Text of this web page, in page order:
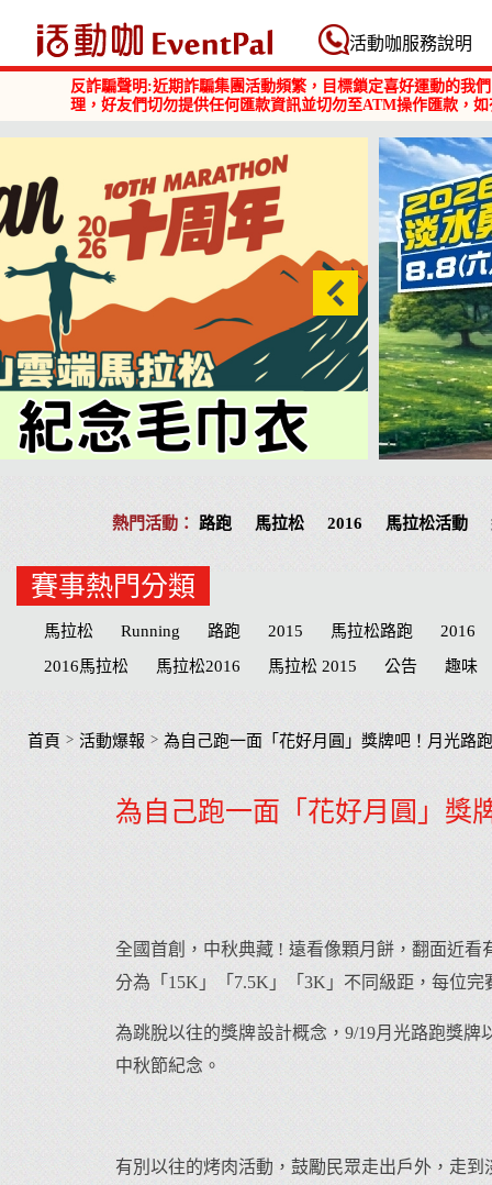
活動咖 Eventpal
活動咖服務說明
反詐騙聲明:近期詐騙集團活動頻繁，目標鎖定喜好運動的我
理，好友們切勿提供任何匯款資訊並切勿至ATM操作匯款，
路跑 馬拉松 2016 馬拉松活動
賽事熱門分類
馬拉松 Running 路跑 2015 馬拉松路跑
2016
2016馬拉松
馬拉松2016 馬拉松 2015 公告
趣味
志工
台北市 台中 物資 臺北 宜蘭
屏東縣 臺南 心得文 屏東 臺中 彰化
首頁 > 活動爆報 > 為自己跑一面「花好月圓」獎牌吧！月光路
為自己跑一面「花好月圓」獎
全國首創，中秋典藏 ! 遠看像顆月餅，翻面近
分為「15K」「7.5K」「3K」不同級距，每位
為跳脫以往的獎牌設計概念，9/19月光路跑獎
中秋節紀念。
有別以往的烤肉活動，鼓勵民眾走出戶外，走